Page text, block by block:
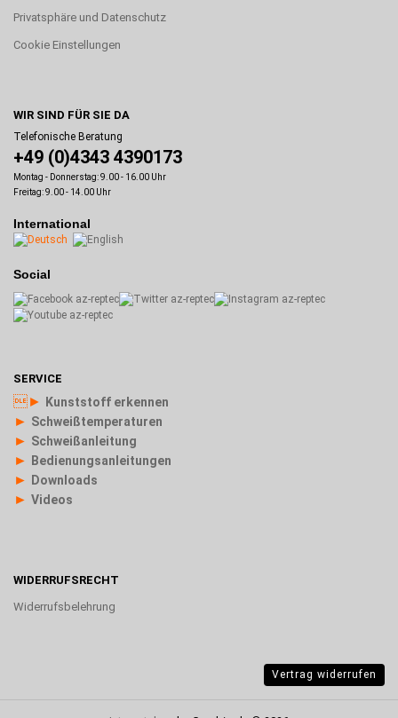
Privatsphäre und Datenschutz
Cookie Einstellungen
WIR SIND FÜR SIE DA
Telefonische Beratung
+49 (0)4343 4390173
Montag - Donnerstag: 9.00 - 16.00 Uhr
Freitag: 9.00 - 14.00 Uhr
International
Social
SERVICE
► Kunststoff erkennen
► Schweißtemperaturen
► Schweißanleitung
► Bedienungsanleitungen
► Downloads
► Videos
WIDERRUFSRECHT
Widerrufsbelehrung
Vertrag widerrufen